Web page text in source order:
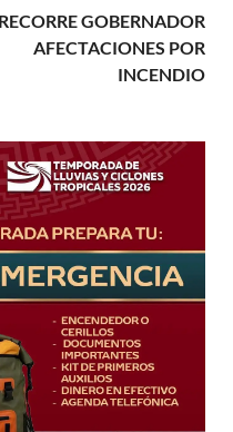
RECORRE GOBERNADOR
AFECTACIONES POR
INCENDIO